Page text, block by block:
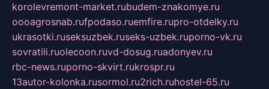
korolevremont-market.rubudem-znakomye.ru
oooagrosnab.rufpodaso.ruemfire.rupro-otdelky.ru
ukrasotki.ruseksuzbek.ruseks-uzbek.ruporno-vk.ru
sovratili.ruolecoon.ruvd-dosug.ruadonyev.ru
rbc-news.ruporno-skvirt.rukrospr.ru
13autor-kolonka.rusormol.ru2rich.ruhostel-65.ru